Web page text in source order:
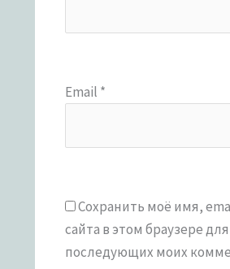
Email *
Сохранить моё имя,
сайта в этом браузере для
последующих моих